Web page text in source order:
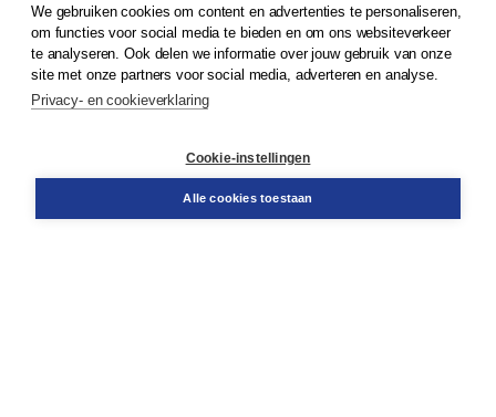
© 2026Koninklijke Boom uitgevers
Bestellen
We gebruiken cookies om content en advertenties te personaliseren,
om functies voor social media te bieden en om ons websiteverkeer
te analyseren. Ook delen we informatie over jouw gebruik van onze
site met onze partners voor social media, adverteren en analyse.
Privacy- en cookieverklaring
Cookie-instellingen
Alle cookies toestaan